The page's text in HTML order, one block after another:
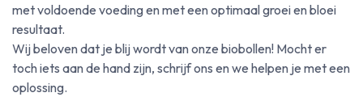
met voldoende voeding en met een optimaal groei en bloei
resultaat.
Wij beloven dat je blij wordt van onze biobollen! Mocht er
toch iets aan de hand zijn, schrijf ons en we helpen je met een
oplossing.